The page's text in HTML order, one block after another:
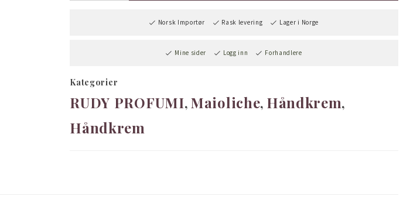
Norsk Importør Rask levering Lager i Norge
Mine sider Logg inn Forhandlere
Kategorier
RUDY PROFUMI Maioliche Håndkrem
Håndkrem